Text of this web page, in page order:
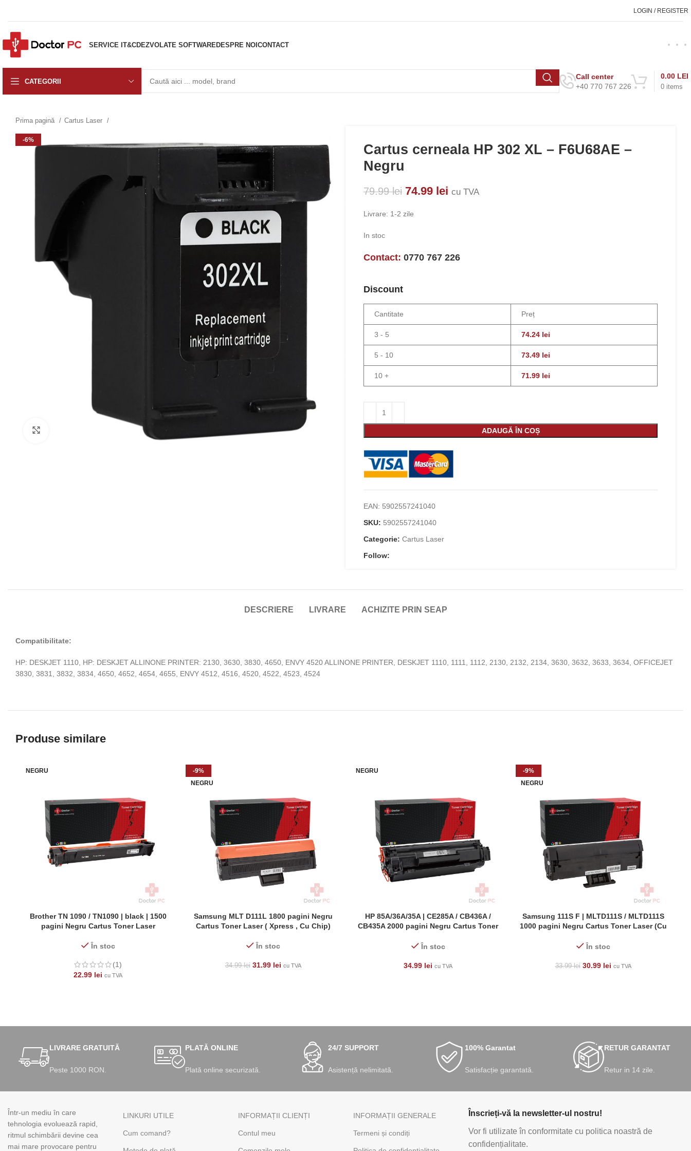
LOGIN / REGISTER
SERVICE IT&CDEZVOLATE SOFTWAREDESPRE NOICONTACT
CATEGORII
Call center
+40 770 767 226
0 items
0.00 LEI
Prima pagină Cartus Laser
-6%
Cartus cerneala HP 302 XL – F6U68AE –
Negru
79.99lei 74.99 lei cu TVA
Livrare: 1-2 zile
In stoc
Contact: 0770 767 226
Discount
Cantitate Preț
3 - 5 74.24 lei
5 - 10 73.49 lei
10 + 71.99 lei
ADAUGĂ ÎN COȘ
EAN: 5902557241040
SKU: 5902557241040
Categorie: Cartus Laser
Follow:
DESCRIERE LIVRARE ACHIZITE PRIN SEAP
Compatibilitate:
HP: DESKJET 1110, HP: DESKJET ALL­IN­ONE PRINTER: 2130, 3630, 3830, 4650, ENVY 4520 ALL­IN­ONE PRINTER, DESKJET 1110, 1111, 1112, 2130, 2132, 2134, 3630, 3632, 3633, 3634, OFFICEJET
3830, 3831, 3832, 3834, 4650, 4652, 4654, 4655, ENVY 4512, 4516, 4520, 4522, 4523, 4524
Produse similare
NEGRU
ADAUGĂ ÎN COȘ
Brother TN 1090 / TN1090 | black | 1500
pagini Negru Cartus Toner Laser
În stoc
(1)
22.99 lei cu TVA
-9%
NEGRU
ADAUGĂ ÎN COȘ
Samsung MLT D111L 1800 pagini Negru
Cartus Toner Laser ( Xpress , Cu Chip)
În stoc
34.99lei 31.99 lei cu TVA
NEGRU
ADAUGĂ ÎN COȘ
HP 85A/36A/35A | CE285A / CB436A /
CB435A 2000 pagini Negru Cartus Toner
În stoc
34.99 lei cu TVA
-9%
NEGRU
ADAUGĂ ÎN COȘ
Samsung 111S F | MLTD111S / MLTD111S
1000 pagini Negru Cartus Toner Laser (Cu
În stoc
33.99lei 30.99 lei cu TVA
LIVRARE GRATUITĂ
Peste 1000 RON.
PLATĂ ONLINE
Plată online securizată.
24/7 SUPPORT
Asistență nelimitată.
100% Garantat
Satisfacție garantată.
RETUR GARANTAT
Retur in 14 zile.
Într-un mediu în care
tehnologia evoluează rapid,
ritmul schimbării devine cea
mai mare provocare pentru
LINKURI UTILE
Cum comand?
INFORMAȚII CLIENȚI
Contul meu
INFORMAȚII GENERALE
Termeni și condiți
Înscrieți-vă la newsletter-ul nostru!
Vor fi utilizate în conformitate cu politica noastră de
confidențialitate.